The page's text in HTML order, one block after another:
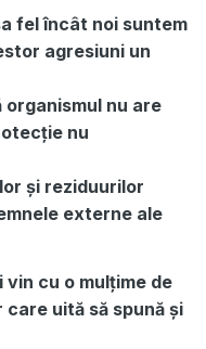
fel încât noi suntem
agresiuni un
organismul nu are
nu
și reziduurilor
externe ale
vin cu o mulțime de
uită să spună și